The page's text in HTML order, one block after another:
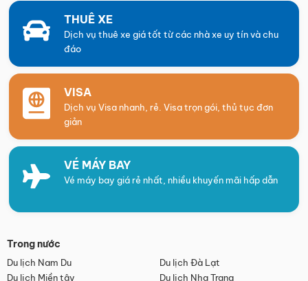
THUÊ XE
Dịch vụ thuê xe giá tốt từ các nhà xe uy tín và chu
đáo
VISA
Dịch vụ Visa nhanh, rẻ. Visa trọn gói, thủ tục đơn
giản
VÉ MÁY BAY
Vé máy bay giá rẻ nhất, nhiều khuyến mãi hấp dẫn
Trong nước
Du lịch Nam Du
Du lịch Đà Lạt
Du lịch Miền tây
Du lịch Nha Trang